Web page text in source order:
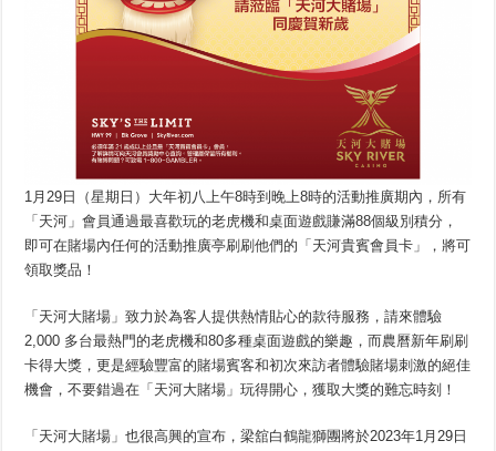
1月29日（星期日）大年初八上午8時到晚上8時的活動推廣期內，所有
「天河」會員通過最喜歡玩的老虎機和桌面遊戲賺滿88個級別積分，
即可在賭場內任何的活動推廣亭刷刷他們的「天河貴賓會員卡」，將可
領取獎品！
「天河大賭場」致力於為客人提供熱情貼心的款待服務，請來體驗
2,000 多台最熱門的老虎機和80多種桌面遊戲的樂趣，而農曆新年刷刷
卡得大獎，更是經驗豐富的賭場賓客和初次來訪者體驗賭場刺激的絕佳
機會，不要錯過在「天河大賭場」玩得開心，獲取大獎的難忘時刻！
「天河大賭場」也很高興的宣布，梁舘白鶴龍獅團將於2023年1月29日